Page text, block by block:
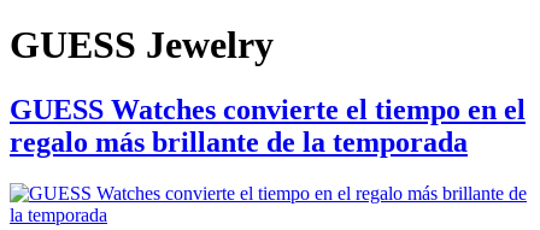
GUESS Jewelry
GUESS Watches convierte el tiempo en el
regalo más brillante de la temporada